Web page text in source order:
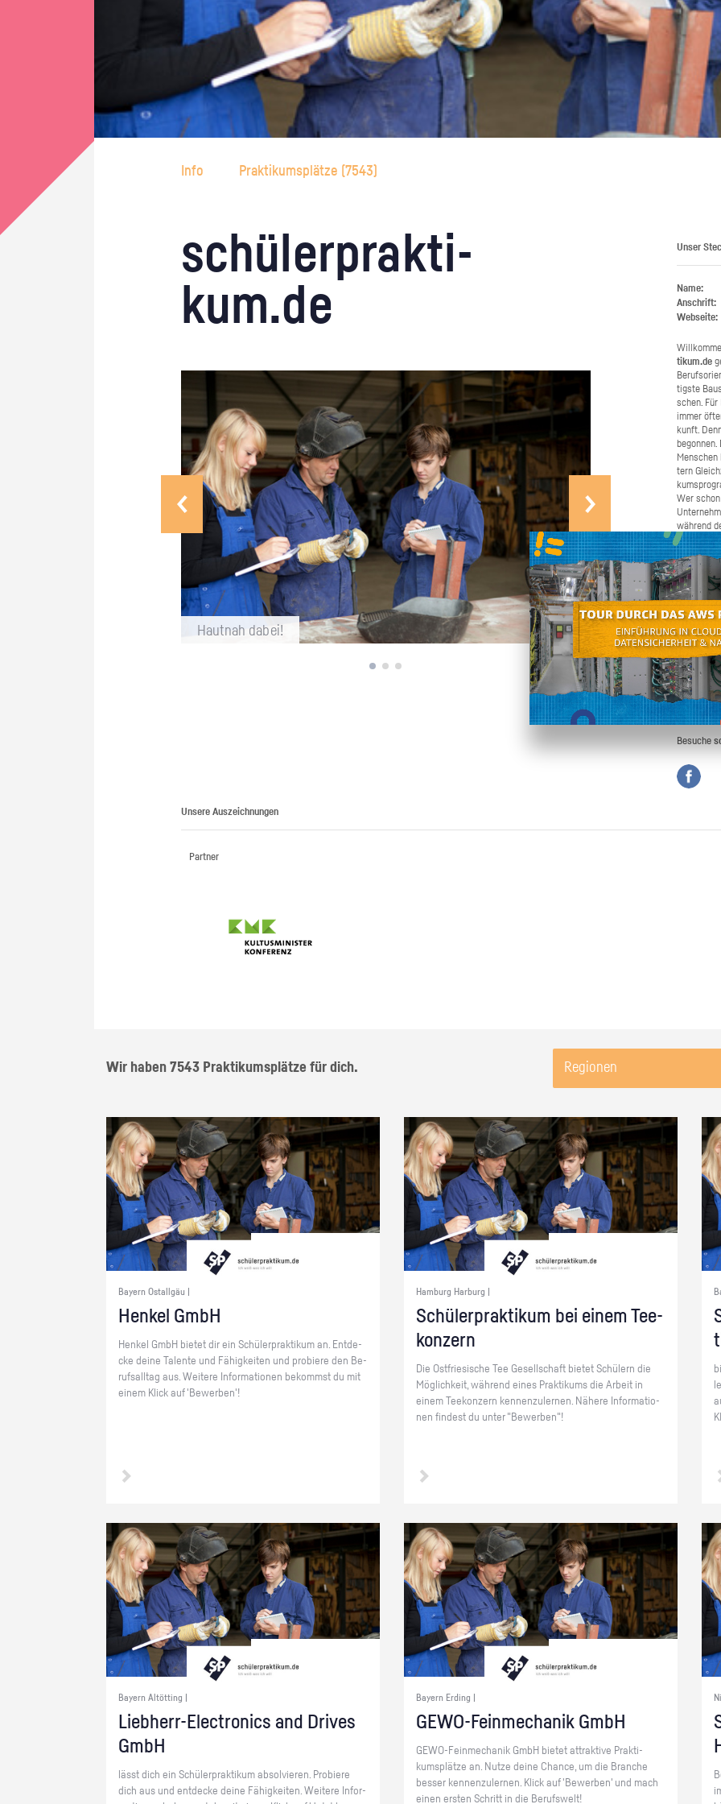
Info Praktikumsplätze ( 7543
schü­ler­prak­ti­
kum.de
Haut­nah dabei! Selbst an­pa­cken
Unser
Name:
Anschrift:
Webseite:
ti­kum.de
tigs­te
schen.
immer
kunft.
tern
Wer
wäh­rend
ma­chen.
Bei­trag
schnel­ler
chen Sie
ren und
den
an, wenn
nen oder
möch­ten.
Besuche
Unsere Auszeichnungen
Partner
Wir haben 7543 Praktikumsplätze für dich. Regionen
Bayern Ostallgäu |
Hen­kel GmbH
Hen­kel GmbH bie­tet dir ein Schü­ler­prak­ti­kum an. Ent­de­
cke deine Ta­len­te und Fä­hig­kei­ten und pro­bie­re den Be­
rufs­all­tag aus. Wei­te­re In­for­ma­tio­nen be­kommst du mit
einem Klick auf 'Be­wer­ben'!
Hamburg Harburg |
Schü­ler­prak­ti­kum bei einem Tee­
kon­zern
Die Ost­frie­si­sche Tee Ge­sell­schaft bie­tet Schü­lern die
Mög­lich­keit, wäh­rend eines Prak­ti­kums die Ar­beit in
einem Tee­kon­zern ken­nen­zu­ler­nen. Nä­he­re In­for­ma­tio­
nen fin­dest du unter "Be­wer­ben"!
Bayern Altötting |
Lieb­herr-Elec­tro­nics and Dri­ves
GmbH
lässt dich ein Schü­ler­prak­ti­kum ab­sol­vie­ren. Pro­bie­re
dich aus und ent­de­cke deine Fä­hig­kei­ten. Wei­te­re In­for­
Bayern Erding |
GE­WO-Fein­me­cha­nik GmbH
GE­WO-Fein­me­cha­nik GmbH bie­tet at­trak­ti­ve Prak­ti­
kums­plät­ze an. Nutze deine Chan­ce, um die Bran­che
bes­ser ken­nen­zu­ler­nen. Klick auf 'Be­wer­ben' und mach
einen ers­ten Schritt in die Be­rufs­welt!